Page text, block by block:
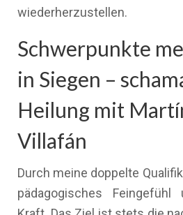
wiederherzustellen.
Schwerpunkte
in Siegen –
Heilung mit
Villafán
Durch meine doppelte
pädagogisches Feingefühl